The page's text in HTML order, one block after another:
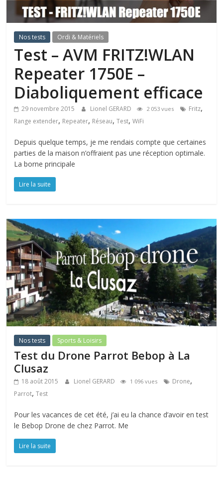
Nos tests Ordi & Matériels
Test – AVM FRITZ!WLAN
Repeater 1750E –
Diaboliquement efficace
29 novembre 2015 Lionel GERARD 2 053 vues Fritz,
Range extender, Repeater, Réseau,Test,WiFi
Depuis quelque temps, je me rendais compte que certaines
parties de la maison n’offraient pas une réception optimale.
La borne principale
Lire la suite
Nos tests Sports & Loisirs
Test du Drone Parrot Bebop à La
Clusaz
18 août 2015 Lionel GERARD 1 096 vues Drone,
Parrot,Test
Pour les vacances de cet été, j’ai eu la chance d’avoir en test
le Bebop Drone de chez Parrot. Me
Lire la suite